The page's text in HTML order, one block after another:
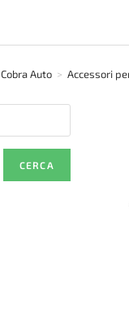
Cobra Auto > Accessori
CERCA